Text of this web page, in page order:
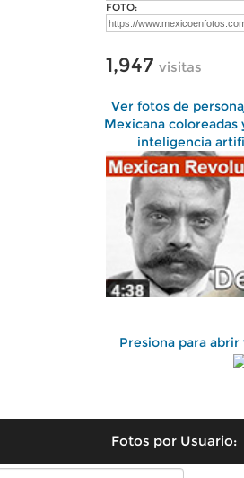
FOTO:
1,947 visitas
Ver fotos de
Mexicana coloreadas
inteligencia
Presiona para
Fotos por Usuario: